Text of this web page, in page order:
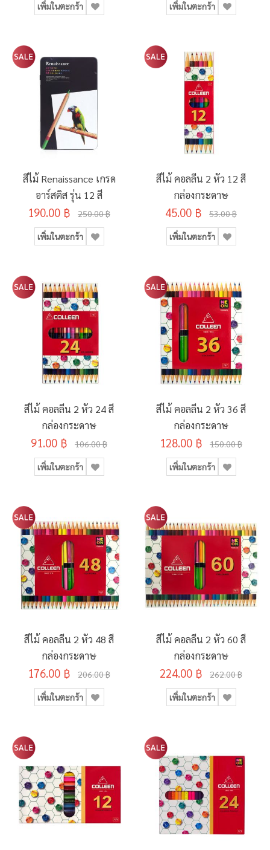
เพิ่มในตะกร้า เพิ่มในตะกร้า
สีไม้ Renaissance เกรด
อาร์สติส รุ่น 12 สี
190.00 ฿ 250.00 ฿
เพิ่มในตะกร้า
สีไม้ คอลลีน 2 หัว 12 สี
กล่องกระดาษ
45.00 ฿ 53.00 ฿
เพิ่มในตะกร้า
สีไม้ คอลลีน 2 หัว 24 สี
กล่องกระดาษ
91.00 ฿ 106.00 ฿
เพิ่มในตะกร้า
สีไม้ คอลลีน 2 หัว 36 สี
กล่องกระดาษ
128.00 ฿ 150.00 ฿
เพิ่มในตะกร้า
สีไม้ คอลลีน 2 หัว 48 สี
กล่องกระดาษ
176.00 ฿ 206.00 ฿
เพิ่มในตะกร้า
สีไม้ คอลลีน 2 หัว 60 สี
กล่องกระดาษ
224.00 ฿ 262.00 ฿
เพิ่มในตะกร้า